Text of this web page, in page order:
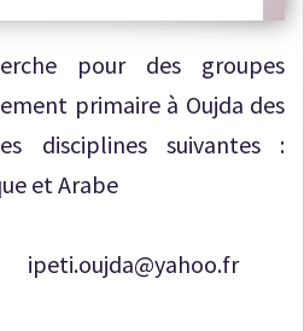
pour des groupes
primaire à Oujda des
disciplines suivantes :
et Arabe
: ipeti.oujda@yahoo.fr